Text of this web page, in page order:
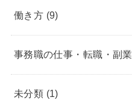
働き方 (9)
事務職の仕事・転職・副業
未分類 (1)